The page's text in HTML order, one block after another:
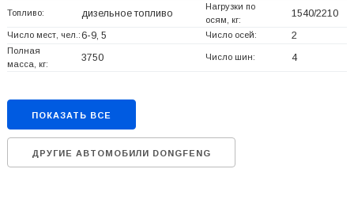
Топливо: дизельное топливо
Нагрузки по
осям, кг:
1540/2210
Число мест, чел.:6-9, 5 Число осей: 2
Полная
масса, кг:
3750 Число шин: 4
ПОКАЗАТЬ ВСЕ
ДРУГИЕ АВТОМОБИЛИ DONGFENG